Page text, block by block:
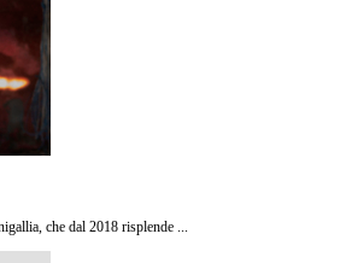
che dal 2018 risplende ...